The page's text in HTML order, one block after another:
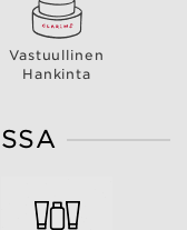
Vastuullinen
Hankinta